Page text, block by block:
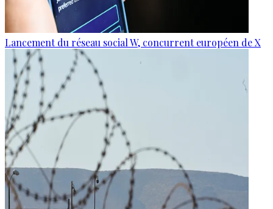
Lancement du réseau social W, concurrent européen de X